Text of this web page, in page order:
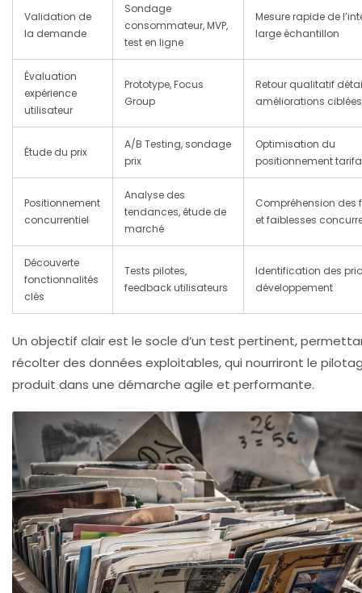
Validation de
la demande
Sondage
consommateur, MVP,
test en ligne
Mesure rapide de
large échantillon
Évaluation
expérience
utilisateur
Prototype, Focus
Group
Retour qualitatif
améliorations ciblées
Étude du prix
A/B Testing, sondage
prix
Optimisation du
positionnement
Positionnement
concurrentiel
Analyse des
tendances, étude de
marché
Compréhension des
et faiblesses
Découverte
fonctionnalités
clés
Tests pilotes,
feedback utilisateurs
Identification des
développement
Un objectif clair est le socle d’un test pertinent,
récolter des données exploitables, qui nourriront le
produit dans une démarche agile et performante.